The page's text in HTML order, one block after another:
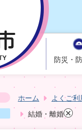
防災・
ホーム よくご
結婚・離婚